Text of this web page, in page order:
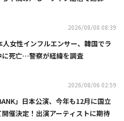
2026/08/08 08:39
人女性インフルエンサー、韓国でラ
に死亡…警察が経緯を調査
2026/08/06 02:59
」日本公演、今年も12月に国立
催決定！出演アーティストに期待